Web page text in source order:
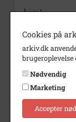
Årstal
Dateringsnote
Fotograf
Størrelse
Se på kort
Type
Enhed
Cookies på
arkiv.dk
Nødvendig
Marketing
Accepter